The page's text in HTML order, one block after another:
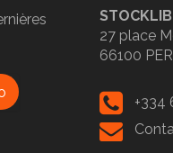
STOCKLIB
27 place
66100
+334